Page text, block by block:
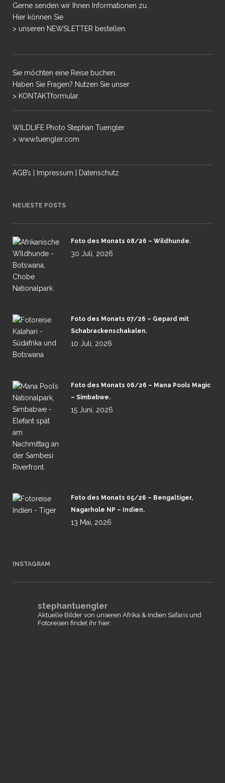
Gerne senden wir Ihnen Informationen zu.
Hier können Sie
> unseren NEWSLETTER bestellen.
Sie möchten eine Reise buchen.
Haben Sie Fragen? Nutzen Sie unser
> KONTAKTformular.
WILDLIFE Photo Stephan Tuengler
> www.tuengler.com
AGB’s Impressum Datenschutz
NEUESTE POSTS
Foto des Monats 08/26 – Wildhunde.
30 Juli, 2026
Foto des Monats 07/26 – Gepard mit
Schabrackenschakalen.
10 Juli, 2026
Foto des Monats 06/26 – Mana Pools Magic
– Simbabwe.
15 Juni, 2026
Foto des Monats 05/26 – Bengaltiger,
Nagarhole NP – Indien.
13 Mai, 2026
INSTAGRAM
stephantuengler
Aktuelle Bilder von unseren Afrika & Indien Safaris und
Fotoreisen findet ihr hier: